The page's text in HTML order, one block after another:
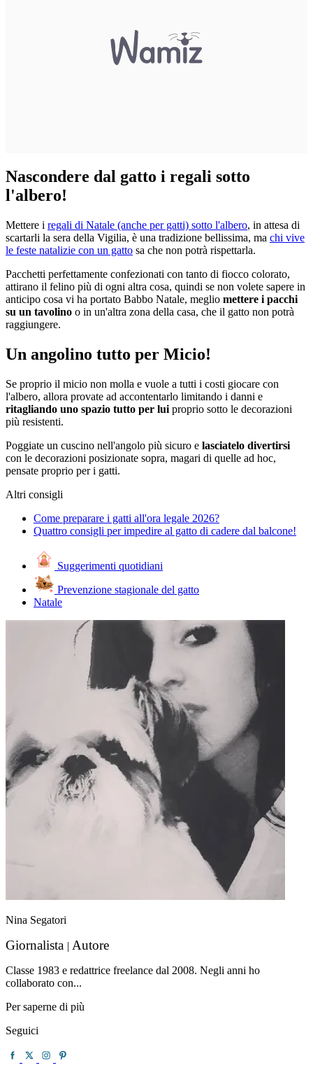
Nascondere dal gatto i regali sotto
l'albero!
Mettere i regali di Natale (anche per gatti) sotto l'albero, in attesa di
scartarli la sera della Vigilia, è una tradizione bellissima, ma chi vive
le feste natalizie con un gatto sa che non potrà rispettarla.
Pacchetti perfettamente confezionati con tanto di fiocco colorato,
attirano il felino più di ogni altra cosa, quindi se non volete sapere in
anticipo cosa vi ha portato Babbo Natale, meglio mettere i pacchi
su un tavolino o in un'altra zona della casa, che il gatto non potrà
raggiungere.
Un angolino tutto per Micio!
Se proprio il micio non molla e vuole a tutti i costi giocare con
l'albero, allora provate ad accontentarlo limitando i danni e
ritagliando uno spazio tutto per lui proprio sotto le decorazioni
più resistenti.
Poggiate un cuscino nell'angolo più sicuro e lasciatelo divertirsi
con le decorazioni posizionate sopra, magari di quelle ad hoc,
pensate proprio per i gatti.
Altri consigli
Come preparare i gatti all'ora legale 2026?
Quattro consigli per impedire al gatto di cadere dal balcone!
Suggerimenti quotidiani
Prevenzione stagionale del gatto
Natale
Nina Segatori
Giornalista | Autore
Classe 1983 e redattrice freelance dal 2008. Negli anni ho
collaborato con...
Per saperne di più
Seguici